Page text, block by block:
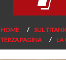
HOME SUL
TERZA PAGINA
LA